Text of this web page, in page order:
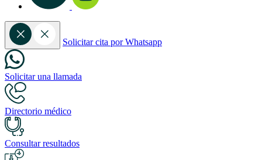
Solicitar cita por Whatsapp
Solicitar una llamada
Directorio médico
Consultar resultados